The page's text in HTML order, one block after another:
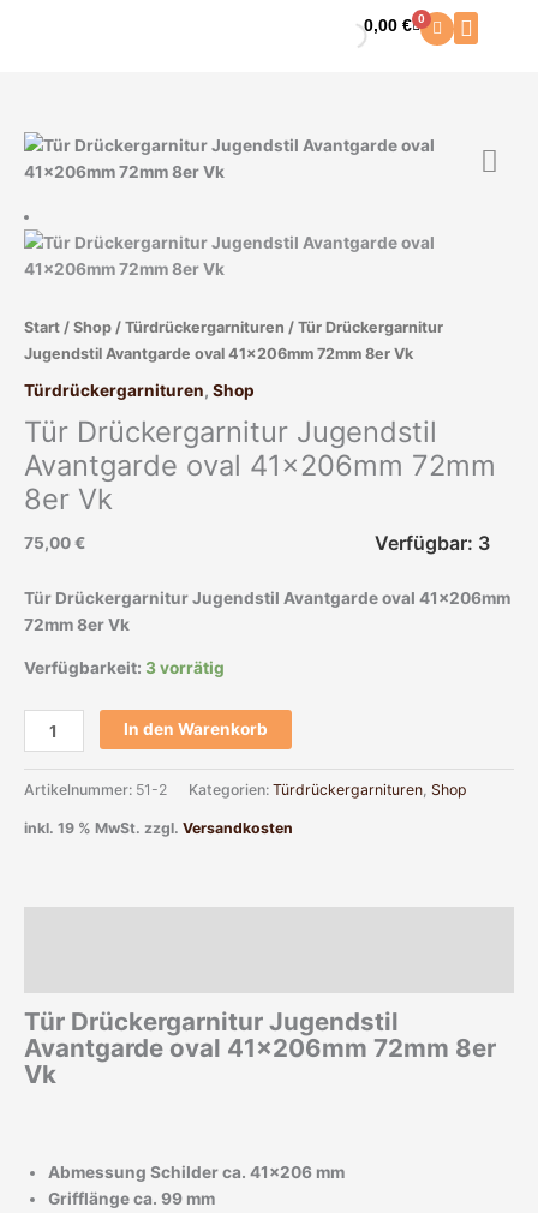
0,00€ 0
Warenkorb
Start / Shop / Türdrückergarnituren / Tür Drückergarnitur
Jugendstil Avantgarde oval 41x206mm 72mm 8er Vk
Türdrückergarnituren, Shop
Tür Drückergarnitur Jugendstil
Avantgarde oval 41x206mm 72mm
8er Vk
75,00€ Verfügbar: 3
Tür Drückergarnitur Jugendstil Avantgarde oval 41x206mm
72mm 8er Vk
Verfügbarkeit: 3 vorrätig
Tür
Drückergarnitur
Avantgarde
oval
41x206mm
8er
Vk
Menge
In den Warenkorb
Artikelnummer: 51-2 Kategorien: Türdrückergarnituren Shop
inkl. 19 % MwSt. zzgl. Versandkosten
Tür Drückergarnitur Jugendstil
Avantgarde oval 41x206mm 72mm 8er
Vk
Abmessung Schilder ca. 41×206 mm
Grifflänge ca. 99 mm